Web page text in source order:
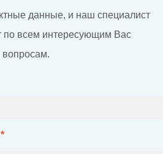
данные, и наш специалист
по всем интересующим Вас
вопросам.
*